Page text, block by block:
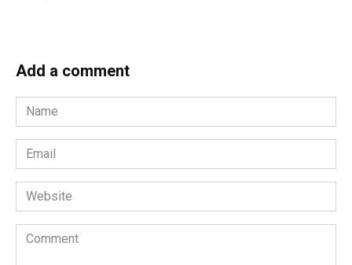
Add a comment
Name
*
Email
*
Website
Comment